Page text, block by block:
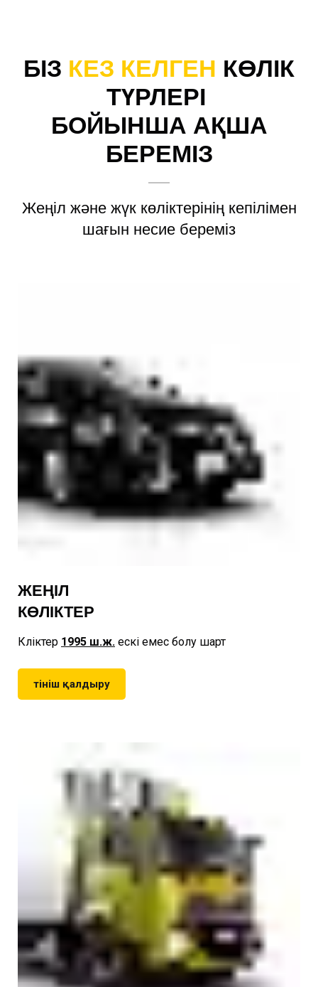
БІЗ КЕЗ КЕЛГЕН КӨЛІК
ТҮРЛЕРІ
БОЙЫНША АҚША
БЕРЕМІЗ
Жеңіл және жүк көліктерінің кепілімен
шағын несие береміз
ЖЕҢІЛ
КӨЛІКТЕР
Көліктер 1995 ш.ж. ескі емес болу шарт
Өтініш қалдыру